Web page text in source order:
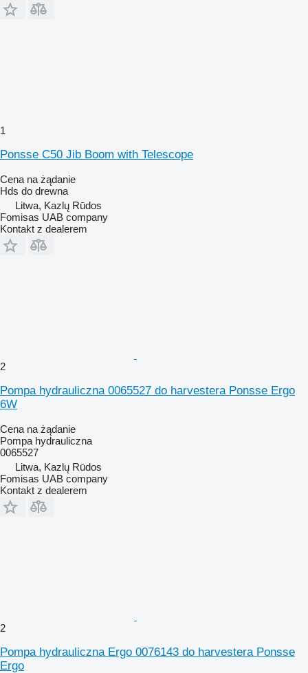
1
Ponsse C50 Jib Boom with Telescope
Cena na żądanie
Hds do drewna
Litwa, Kazlų Rūdos
Fomisas UAB company
Kontakt z dealerem
2
Pompa hydrauliczna 0065527 do harvestera Ponsse Ergo
6W
Cena na żądanie
Pompa hydrauliczna
0065527
Litwa, Kazlų Rūdos
Fomisas UAB company
Kontakt z dealerem
2
Pompa hydrauliczna Ergo 0076143 do harvestera Ponsse
Ergo